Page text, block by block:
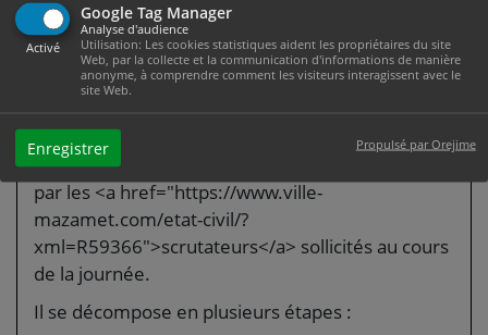
Google Tag Manager
Activé
Analyse d'audience
Utilisation: Les cookies statistiques aident les propriétaires du site
Web, par la collecte et la communication d'informations de manière
anonyme, à comprendre comment les visiteurs interagissent avec le
site Web.
Enregistrer Propulsé par Orejime
Dépouillement
Le dépouillement commence dès la clôture des
opérations de vote. Il se déroule publiquement
par les <a href="https://www.ville-
mazamet.com/etat-civil/?
xml=R59366">scrutateurs</a> sollicités au cours
de la journée.
Il se décompose en plusieurs étapes :